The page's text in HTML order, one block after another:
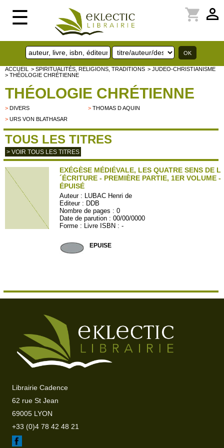
☰ perm_identity
shopping_cart
ACCUEIL > SPIRITUALITÉS, RELIGIONS, TRADITIONS > JUDEO-CHRISTIANISME
> THÉOLOGIE CHRÉTIENNE
THÉOLOGIE CHRÉTIENNE
> DIVERS >THOMAS D AQUIN
> URS VON BLATHASAR
TOUS LES TITRES
> VOIR TOUS LES TITRES
EXÉGÈSE MÉDIÉVALE, LES QUATRE SENS DE L
´ÉCRITURE - PREMIÈRE PARTIE, 1ER VOLUME -
ÉPUISÉ
Auteur : LUBAC Henri de
Editeur : DDB
Nombre de pages : 0
Date de parution : 00/00/0000
Forme : Livre ISBN : -
EPUISE
Librairie Cadence
62 rue St Jean
69005 LYON
+33 (0)4 78 42 48 21